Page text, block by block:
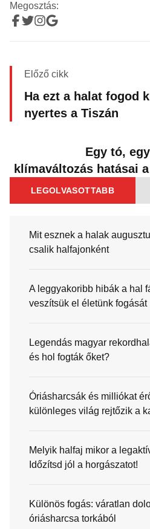
Megosztás:
Előző cikk
Ha ezt a halat fogod
nyertes a Tiszán
Egy tó,
klímaváltozás hatásai
LEGOLVASOTTABB
Mit esznek a halak
csalik halfajonként
A leggyakoribb hibák a hal
veszítsük el életünk fogását
Legendás magyar
és hol fogták őket?
Óriásharcsák és milliókat
különleges világ rejtőzik a
Melyik halfaj mikor a
Időzítsd jól a horgászatot!
Különös fogás: váratlan
óriásharcsa torkából